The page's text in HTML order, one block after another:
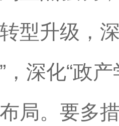
型升级，
，深化“政
局。要多